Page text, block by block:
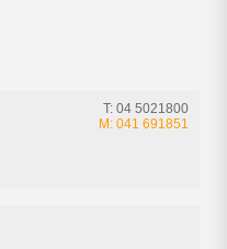
T: 04 5021800
M: 041 691851